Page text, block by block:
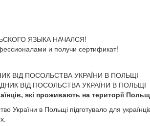
ЯЗЫКА НАЧАЛСЯ!
и получи сертификат!
ВІД ПОСОЛЬСТВА УКРАЇНИ В ПОЛЬЩІ
які проживають на території
України в Польщі підготувало для